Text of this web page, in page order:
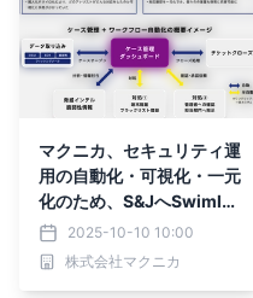
マクニカ、セキュリティ運
用の自動化・可視化・一元
化のため、S&JへSwimla
neを提供2025-10-10 10:00
株式会社マクニカ